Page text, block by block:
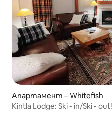
Апартамент – Whitefish
Kintla Lodge: Ski - in/Ski - out!